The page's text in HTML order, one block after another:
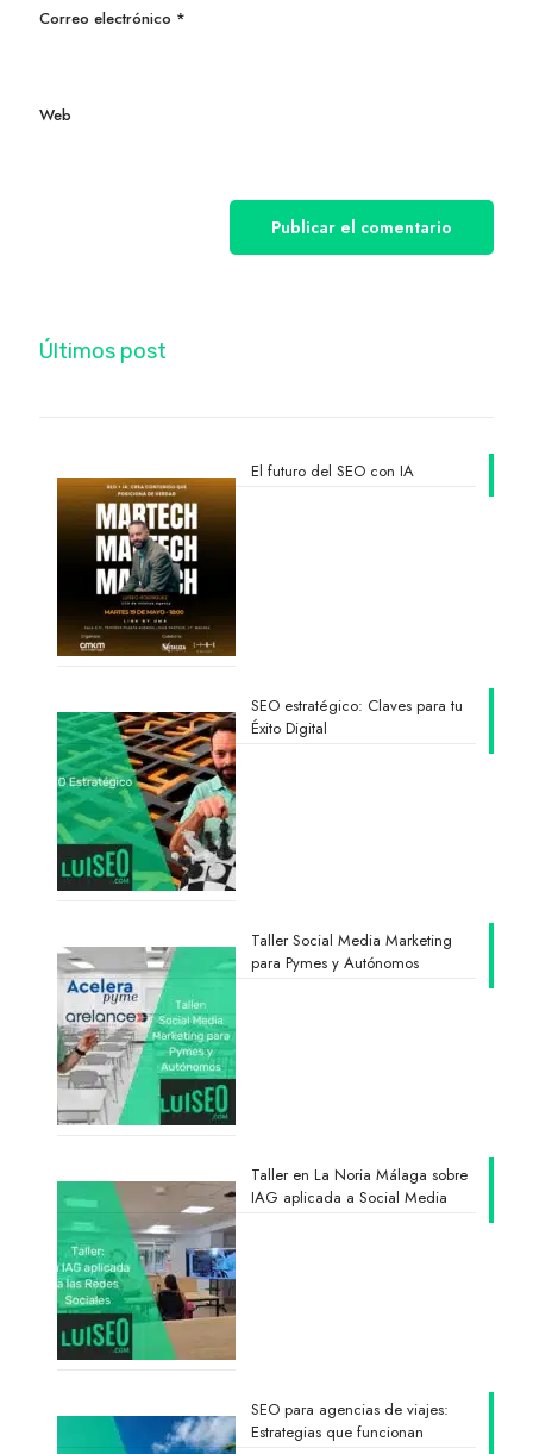
Correo electrónico *
Web
Últimos post
El futuro del SEO con IA
SEO estratégico: Claves para tu
Éxito Digital
Taller Social Media Marketing
para Pymes y Autónomos
Taller en La Noria Málaga sobre
IAG aplicada a Social Media
SEO para agencias de viajes:
Estrategias que funcionan